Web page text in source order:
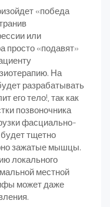
«победа
или
просто «подавят»
На
разрабатывать
его тело!, так как
позвоночника
фасциально-
тщетно
зажатые мышцы.
локального
местной
может даже